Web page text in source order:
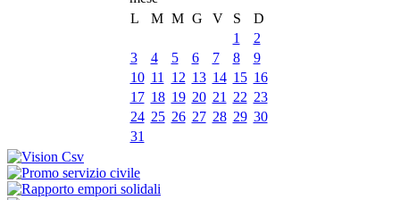
L
M M G V S
D
1
2
3
4 5 6 7 8
9
10 11 12 13 14 15 16
17 18 19 20 21 22 23
24 25 26 27 28 29 30
31